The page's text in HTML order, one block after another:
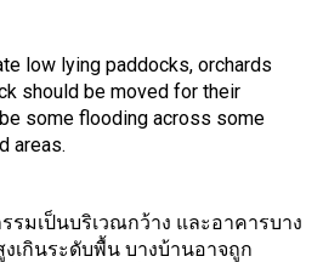
low lying paddocks, orchards
should be moved for their
some flooding across some
areas.
มเป็นบริเวณกว้าง และอาคารบาง
เกินระดับพื้น บางบ้านอาจถูก